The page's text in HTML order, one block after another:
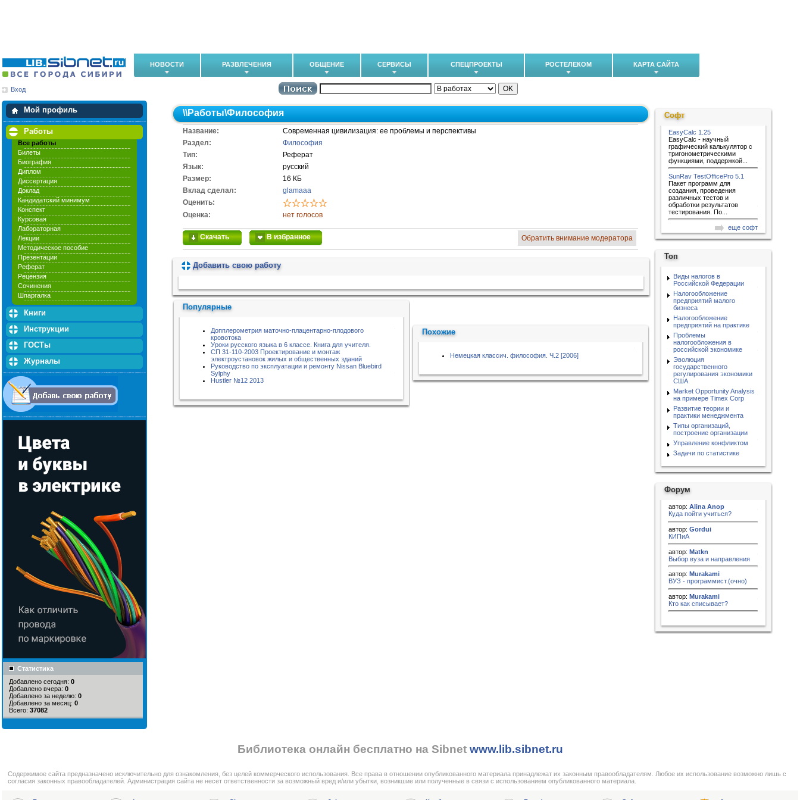
НОВОСТИ РАЗВЛЕЧЕНИЯ ОБЩЕНИЕ СЕРВИСЫ СПЕЦПРОЕКТЫ РОСТЕЛЕКОМ КАРТА САЙТА
Вход
Мой профиль
Мои закладки
Работы
Все работы
Билеты
Биография
Диплом
Диссертация
Доклад
Кандидатский минимум
Конспект
Курсовая
Лабораторная
Лекции
Методическое пособие
Презентации
Реферат
Рецензия
Сочинения
Шпаргалка
Книги
Инструкции
ГОСТы
Журналы
Статистика
Добавлено сегодня: 0
Добавлено вчера: 0
Добавлено за неделю: 0
Добавлено за месяц: 0
Всего: 37082
\\Работы\Философия
Название:
Современная цивилизация: ее проблемы и перспективы
Раздел:
Философия
Тип:
Реферат
Язык:
русский
Размер:
16 КБ
Вклад сделал:
glamaaa
Оценить:
Оценка:
нет голосов
Скачать В избранное Обратить внимание модератора
Добавить свою работу
Популярные
Допплерометрия маточно-плацентарно-плодового
кровотока
Уроки русского языка в 6 классе. Книга для учителя.
СП 31-110-2003 Проектирование и монтаж
электроустановок жилых и общественных зданий
Руководство по эксплуатации и ремонту Nissan Bluebird
Sylphy
Hustler №12 2013
Похожие
Немецкая классич. философия. Ч.2 [2006]
Софт
EasyCalc 1.25
EasyCalc - научный
графический калькулятор с
тригонометрическими
функциями, поддержкой...
SunRav TestOfficePro 5.1
Пакет программ для
создания, проведения
различных тестов и
обработки результатов
тестирования. По...
еще софт
Топ
Виды налогов в
Российской Федерации
Налогообложение
предприятий малого
бизнеса
Налогообложение
предприятий на практике
Проблемы
налогообложения в
российской экономике
Эволюция
государственного
регулирования экономики
США
Market Opportunity Analysis
на примере Timex Corp
Развитие теории и
практики менеджмента
Типы организаций,
построение организации
Управление конфликтом
Задачи по статистике
Форум
автор: Alina Anop
Куда пойти учиться?
автор: Gordui
КИПиА
автор: Matkn
Выбор вуза и направления
автор: Murakami
ВУЗ - программист.(очно)
автор: Murakami
Кто как списывает?
Библиотека онлайн бесплатно на Sibnet www.lib.sibnet.ru
Cодержимое сайта предназначено исключительно для ознакомления, без целей коммерческого использования. Все права в отношении опубликованного материала принадлежат их законным правообладателям. Любое их использование возможно лишь с
согласия законных правообладателей. Администрация сайта не несет ответственности за возможный вред и/или убытки, возникшие или полученные в связи с использованием опубликованного материала.